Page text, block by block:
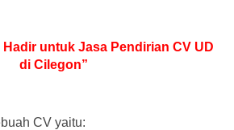
untuk Jasa Pendirian CV UD
di Cilegon”
CV yaitu: